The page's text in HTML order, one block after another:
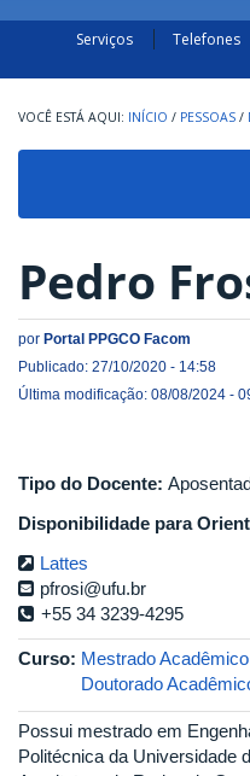
Serviços Telefones
INÍCIO / PESSOAS /
Pedro
por Portal PPGCO Facom
Publicado: 27/10/2020 - 14:58
Última modificação: 08/08/2024 -
Tipo do Docente:
Disponibilidade para
Lattes
pfrosi@ufu.br
+55 34 3239-4295
Curso: Mestrado
Doutorado
Possui mestrado em
Politécnica da Universidade